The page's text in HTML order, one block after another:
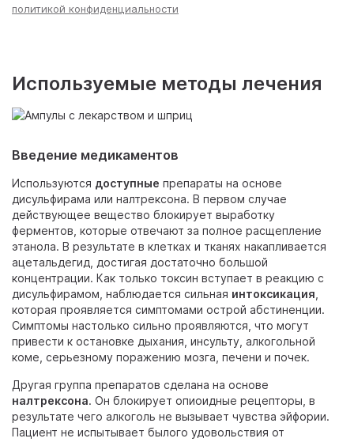
политикой конфиденциальности
Используемые методы лечения
Введение медикаментов
Используются доступные препараты на основе
дисульфирама или налтрексона. В первом случае
действующее вещество блокирует выработку
ферментов, которые отвечают за полное расщепление
этанола. В результате в клетках и тканях накапливается
ацетальдегид, достигая достаточно большой
концентрации. Как только токсин вступает в реакцию с
дисульфирамом, наблюдается сильная интоксикация
которая проявляется симптомами острой абстиненции.
Симптомы настолько сильно проявляются, что могут
привести к остановке дыхания, инсульту, алкогольной
коме, серьезному поражению мозга, печени и почек.
Другая группа препаратов сделана на основе
налтрексона. Он блокирует опиоидные рецепторы, в
результате чего алкоголь не вызывает чувства эйфории.
Пациент не испытывает былого удовольствия от